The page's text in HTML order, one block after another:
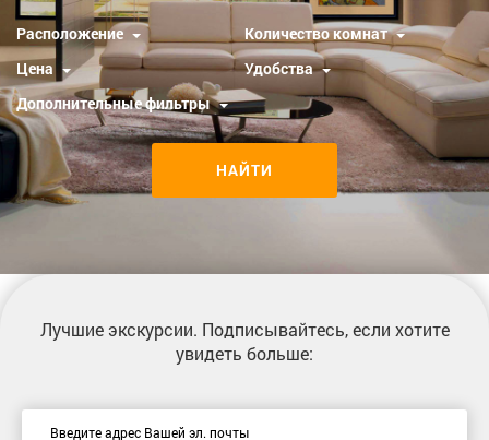
Расположение
Количество комнат
Цена
Удобства
Дополнительные фильтры
НАЙТИ
Лучшие экскурсии. Подписывайтесь, если хотите
увидеть больше: